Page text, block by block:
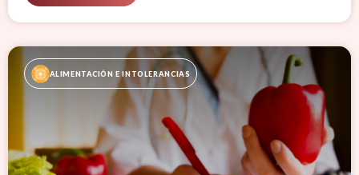
ALIMENTACIÓN E INTOLERANCIAS